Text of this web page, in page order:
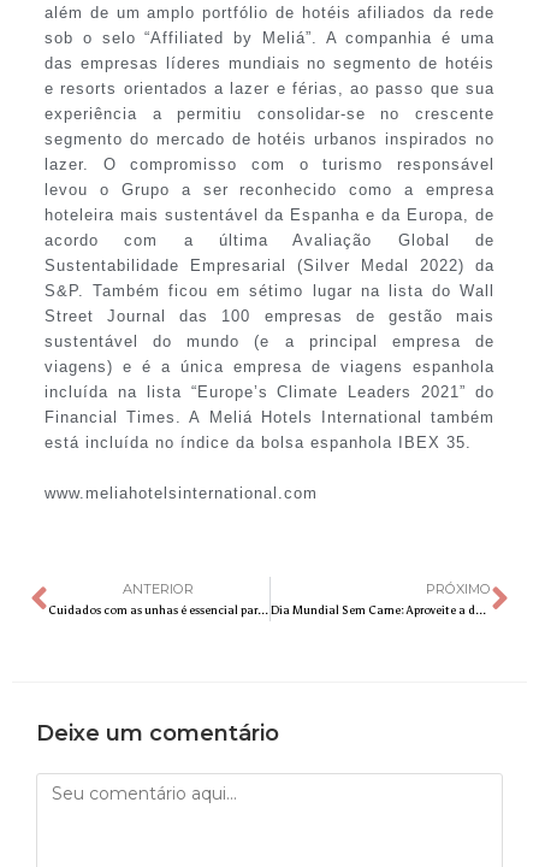
além de um amplo portfólio de hotéis afiliados da rede
sob o selo “Affiliated by Meliá”. A companhia é uma
das empresas líderes mundiais no segmento de hotéis
e resorts orientados a lazer e férias, ao passo que sua
experiência a permitiu consolidar-se no crescente
segmento do mercado de hotéis urbanos inspirados no
lazer. O compromisso com o turismo responsável
levou o Grupo a ser reconhecido como a empresa
hoteleira mais sustentável da Espanha e da Europa, de
acordo com a última Avaliação Global de
Sustentabilidade Empresarial (Silver Medal 2022) da
S&P. Também ficou em sétimo lugar na lista do Wall
Street Journal das 100 empresas de gestão mais
sustentável do mundo (e a principal empresa de
viagens) e é a única empresa de viagens espanhola
incluída na lista “Europe’s Climate Leaders 2021” do
Financial Times. A Meliá Hotels International também
está incluída no índice da bolsa espanhola IBEX 35.
www.meliahotelsinternational.com
ANTERIOR
Cuidados com as unhas é essencial para mantê-las saudáveis
PRÓXIMO
Dia Mundial Sem Carne: Aproveite a data para experimentar receitas vegetarianas e ricas em umami
Deixe um comentário